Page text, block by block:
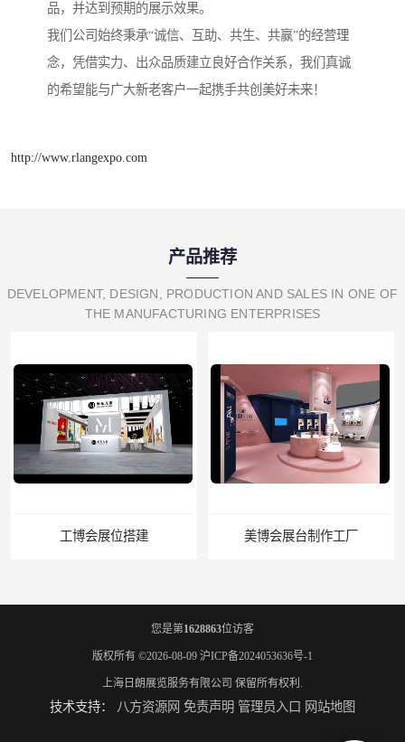
品，并达到预期的展示效果。
我们公司始终秉承“诚信、互助、共生、共赢”的经营理
念，凭借实力、出众品质建立良好合作关系，我们真诚
的希望能与广大新老客户一起携手共创美好未来！
http://www.rlangexpo.com
产品推荐
DEVELOPMENT, DESIGN, PRODUCTION AND SALES IN ONE OF
THE MANUFACTURING ENTERPRISES
工博会展位搭建 美博会展台制作工厂
您是第1628863位访客
版权所有 ©2026-08-09 沪ICP备2024053636号-1
上海日朗展览服务有限公司 保留所有权利.
技术支持： 八方资源网 免责声明 管理员入口 网站地图